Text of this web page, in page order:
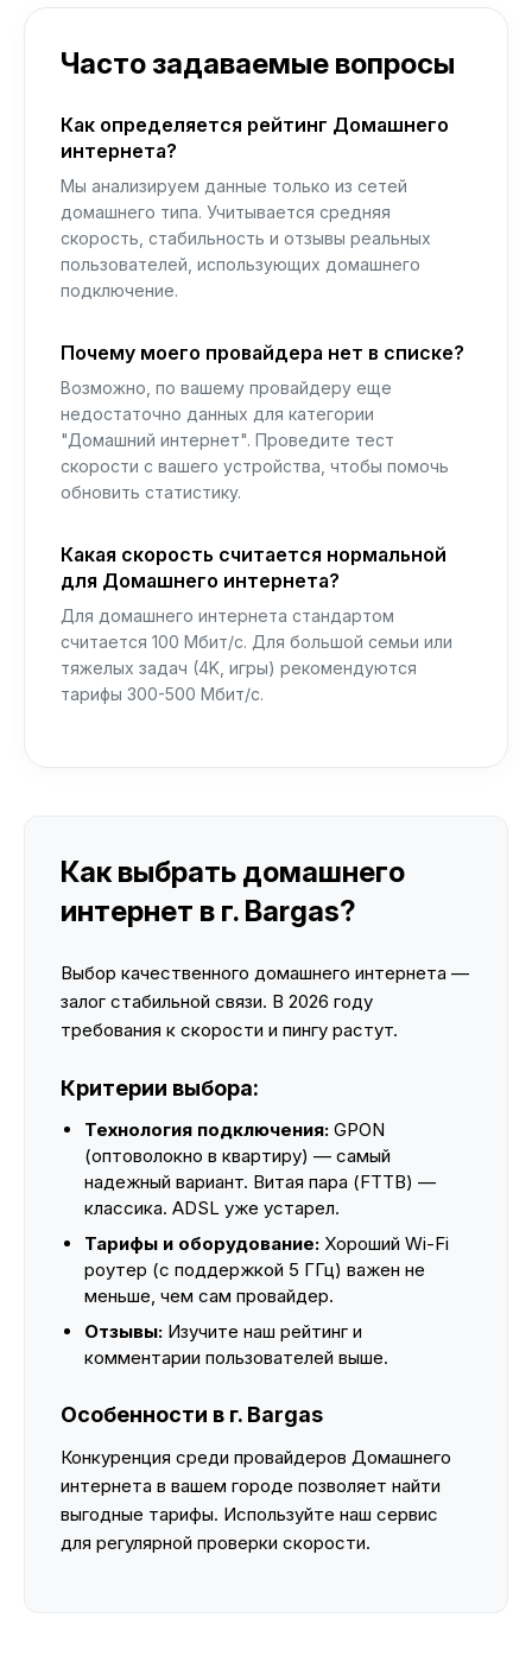
Часто задаваемые вопросы
Как определяется рейтинг Домашнего
интернета?
Мы анализируем данные только из сетей
домашнего типа. Учитывается средняя
скорость, стабильность и отзывы реальных
пользователей, использующих домашнего
подключение.
Почему моего провайдера нет в списке?
Возможно, по вашему провайдеру еще
недостаточно данных для категории
"Домашний интернет". Проведите тест
скорости с вашего устройства, чтобы помочь
обновить статистику.
Какая скорость считается нормальной
для Домашнего интернета?
Для домашнего интернета стандартом
считается 100 Мбит/с. Для большой семьи или
тяжелых задач (4K, игры) рекомендуются
тарифы 300-500 Мбит/с.
Как выбрать домашнего
интернет в г. Bargas?
Выбор качественного домашнего интернета —
залог стабильной связи. В 2026 году
требования к скорости и пингу растут.
Критерии выбора:
Технология подключения: GPON
(оптоволокно в квартиру) — самый
надежный вариант. Витая пара (FTTB) —
классика. ADSL уже устарел.
Тарифы и оборудование: Хороший Wi-Fi
роутер (с поддержкой 5 ГГц) важен не
меньше, чем сам провайдер.
Отзывы: Изучите наш рейтинг и
комментарии пользователей выше.
Особенности в г. Bargas
Конкуренция среди провайдеров Домашнего
интернета в вашем городе позволяет найти
выгодные тарифы. Используйте наш сервис
для регулярной проверки скорости.